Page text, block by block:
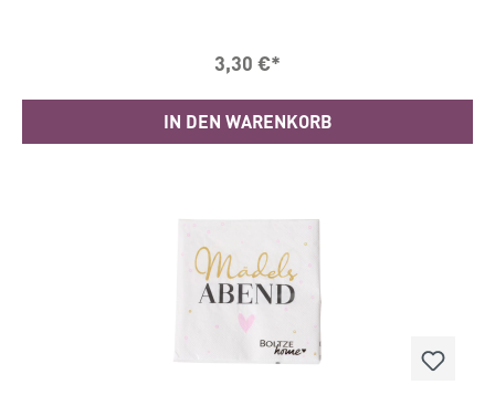
3,30 €*
IN DEN WARENKORB